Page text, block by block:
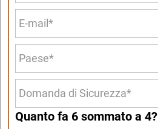
Quanto fa 6 sommato a 4?